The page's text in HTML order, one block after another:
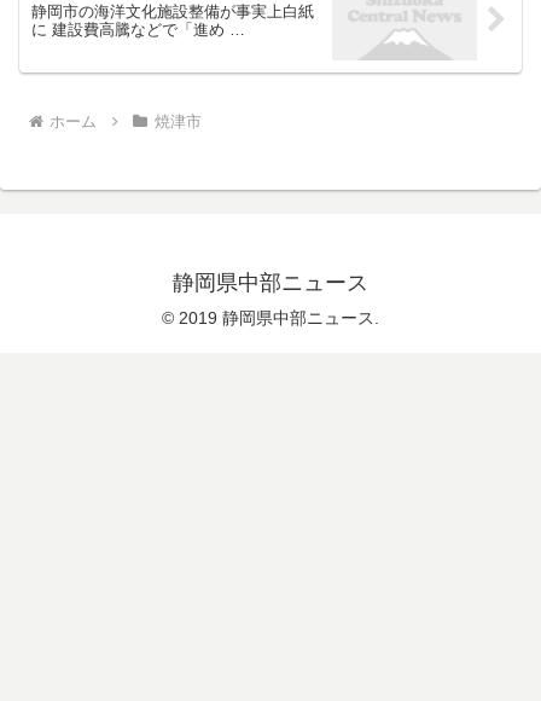
静岡市の海洋文化施設整備が事実上白紙
に 建設費高騰などで「進め …
ホーム 焼津市
静岡県中部ニュース
© 2019 静岡県中部ニュース.